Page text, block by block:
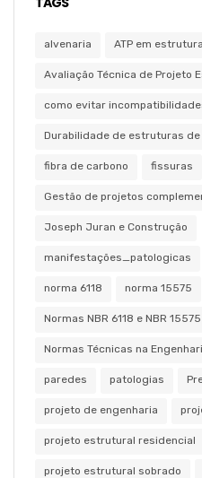
alvenaria ATP em
Avaliação Técnica de Projeto
como evitar
Durabilidade de estruturas
fibra de carbono fissuras
Gestão de projetos
Joseph Juran e Construção
manifestações_patologicas
norma 6118 norma 15575
Normas NBR 6118 e NBR 15575
Normas Técnicas na
paredes patologias
projeto de engenharia
projeto estrutural residencial
projeto estrutural sobrado